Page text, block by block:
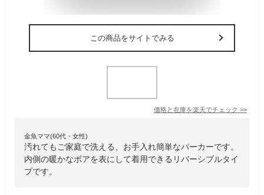
この商品をサイトでみる
価格と在庫を楽天でチェック >>
金魚ママ(60代・女性)
汚れてもご家庭で洗える、お手入れ簡単なパーカーです。
内側の暖かなボアを表にして着用できるリバーシブルタイ
プです。